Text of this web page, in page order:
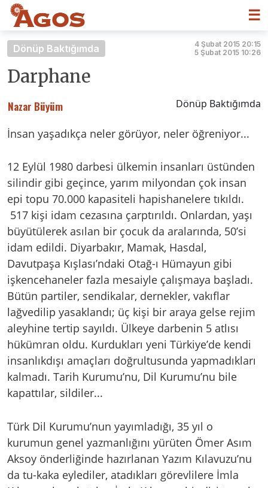
☰
Dönüp Baktığımda
4 Şubat 2015 20:15
5 Şubat 2015 10:26
Darphane
Nazar Büyüm Dönüp Baktığımda
İnsan yaşadıkça neler görüyor, neler öğreniyor...
12 Eylül 1980 darbesi ülkemin insanları üstünden
silindir gibi geçince, yarım milyondan çok insan
epi topu 70.000 kapasiteli hapishanelere tıkıldı.
517 kişi idam cezasına çarptırıldı. Onlardan, yaşı
büyütülerek asılan bir çocuk da aralarında, 50’si
idam edildi. Diyarbakır, Mamak, Hasdal,
Davutpaşa Kışlası’ndaki Otağ-ı Hümayun gibi
işkencehaneler fazla mesaiyle çalışmaya başladı.
Bütün partiler, sendikalar, dernekler, vakıflar
lağvedilip yasaklandı; üç kişi bir araya gelse rejim
aleyhine tertip sayıldı. Ülkeye darbenin 5 atlısı
hükümran oldu. Kurdukları yeni Türkiye’de kendi
insanlıkdışı amaçları doğrultusunda yapmadıkları
kalmadı. Tarih Kurumu’nu, Dil Kurumu’nu bile
kapattılar, sildiler...
Türk Dil Kurumu’nun yayımladığı, 35 yıl o
kurumun genel yazmanlığını yürüten Ömer Asım
Aksoy önderliğinde hazırlanan Yazım Kılavuzu’nu
da tu-kaka eylediler, atadıkları görevlilere İmla